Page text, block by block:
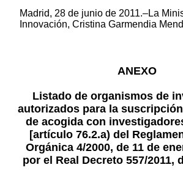
Madrid, 28 de junio de 2011.–La
Innovación, Cristina Garmendia
ANEXO
Listado de organismos de
autorizados para la
de acogida con
[artículo 76.2.a) del
Orgánica 4/2000, de 11 de
por el Real Decreto 557/2011,